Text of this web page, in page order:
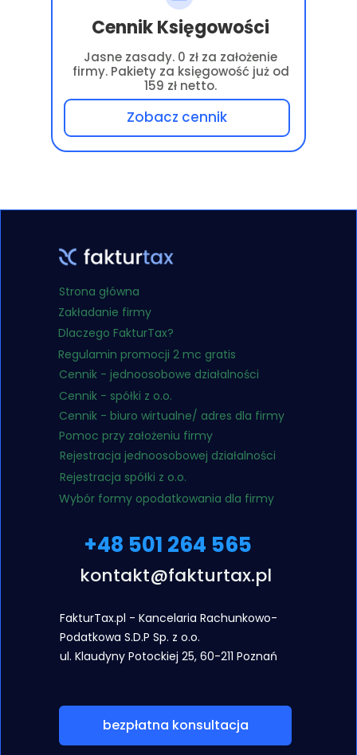
Rejestracja jednoosobowej działalności
Cennik - biuro wirtualne/ adres dla firmy
Cennik - spółki z o.o.
Cennik - jednoosobowe działalności
Dlaczego FakturTax?
Zakładanie firmy
Regulamin promocji 2 mc gratis
Strona główna
Wybór formy opodatkowania dla firmy
Rejestracja spółki z o.o.
Pomoc przy założeniu firmy
FakturTax.pl - Kancelaria Rachunkowo-
Podatkowa S.D.P Sp. z o.o.
ul. Klaudyny Potockiej 25, 60-211 Poznań
+48 501 264 565
kontakt@fakturtax.pl
bezpłatna konsultacja
Zobacz cennik
Cennik Księgowości
Jasne zasady. 0 zł za założenie
firmy. Pakiety za księgowość już od
159 zł netto.